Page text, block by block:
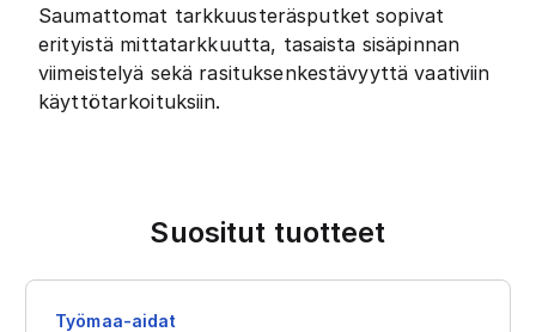
Saumattomat tarkkuusteräsputket sopivat
erityistä mittatarkkuutta, tasaista sisäpinnan
viimeistelyä sekä rasituksenkestävyyttä vaativiin
käyttötarkoituksiin.
Suositut tuotteet
Työmaa-aidat